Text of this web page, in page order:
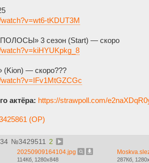
tKDUT3M
3 сезон (Start) — скоро
— скоро???
актёра: https://strawpoll.com/
(OP)
№3429511 2
20250909164104.jpg
114Кб, 1280x848 287Кб,